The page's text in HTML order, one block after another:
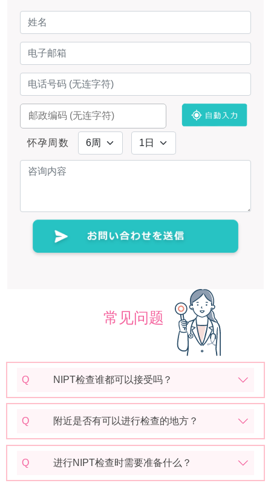
怀孕周数
常见问题
Q NIPT检查谁都可以接受吗？
Q 附近是否有可以进行检查的地方？
Q 进行NIPT检查时需要准备什么？